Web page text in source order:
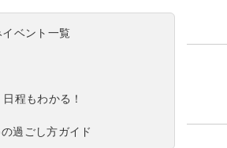
ベント一覧
程もわかる！
過ごし方ガイド